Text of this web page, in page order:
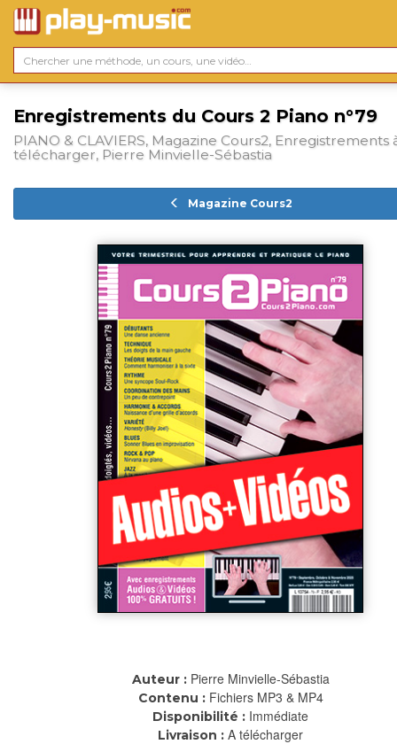
Enregistrements du Cours 2 Piano n°79
PIANO & CLAVIERS, Magazine Cours2, Enregistrements
télécharger, Pierre Minvielle-Sébastia
Magazine Cours2
Auteur : Pierre Minvielle-Sébastia
Contenu : Fichiers MP3 & MP4
Disponibilité : Immédiate
Livraison : A télécharger